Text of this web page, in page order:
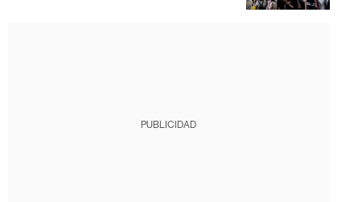
PUBLICIDAD